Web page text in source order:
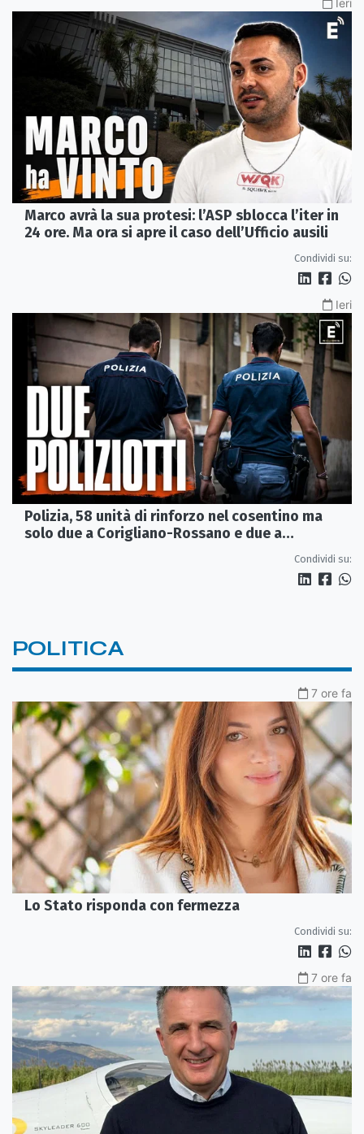
Ieri
Marco avrà la sua protesi: l’ASP sblocca l’iter in
24 ore. Ma ora si apre il caso dell’Ufficio ausili
Condividi su:
Ieri
Polizia, 58 unità di rinforzo nel cosentino ma
solo due a Corigliano-Rossano e due a
Condividi su:
POLITICA
7 ore fa
Lo Stato risponda con fermezza
Condividi su:
7 ore fa